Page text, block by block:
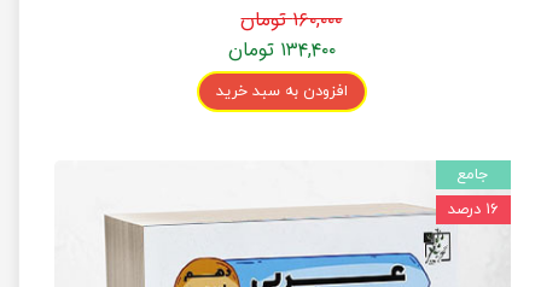
۱۶۰,۰۰۰ تومان
۱۳۴,۴۰۰ تومان
افزودن به سبد خرید
جامع
۱۶ درصد